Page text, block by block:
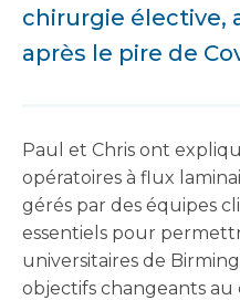
chirurgie élective,
après le pire de
Paul et Chris ont
opératoires à flux
gérés par des équipes
essentiels pour
universitaires de
objectifs changeants